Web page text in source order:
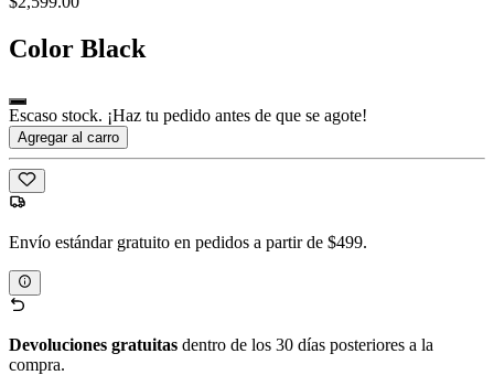
Color Black
Escaso stock. ¡Haz tu pedido antes de que se agote!
Agregar al carro
Envío estándar gratuito en pedidos a partir de $499.
Devoluciones gratuitas dentro de los 30 días posteriores a la
compra.